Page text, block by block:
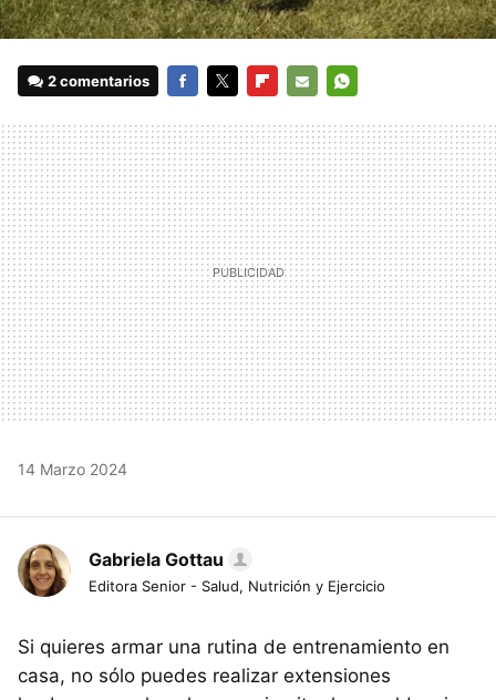
2 comentarios
MAIL
14 Marzo 2024
Gabriela Gottau
Editora Senior - Salud, Nutrición y Ejercicio
Si quieres armar una rutina de entrenamiento en
casa, no sólo puedes realizar extensiones